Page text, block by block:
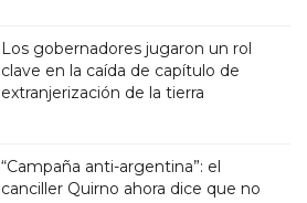
Los gobernadores jugaron un rol
clave en la caída de capítulo de
extranjerización de la tierra
“Campaña anti-argentina”: el
canciller Quirno ahora dice que no